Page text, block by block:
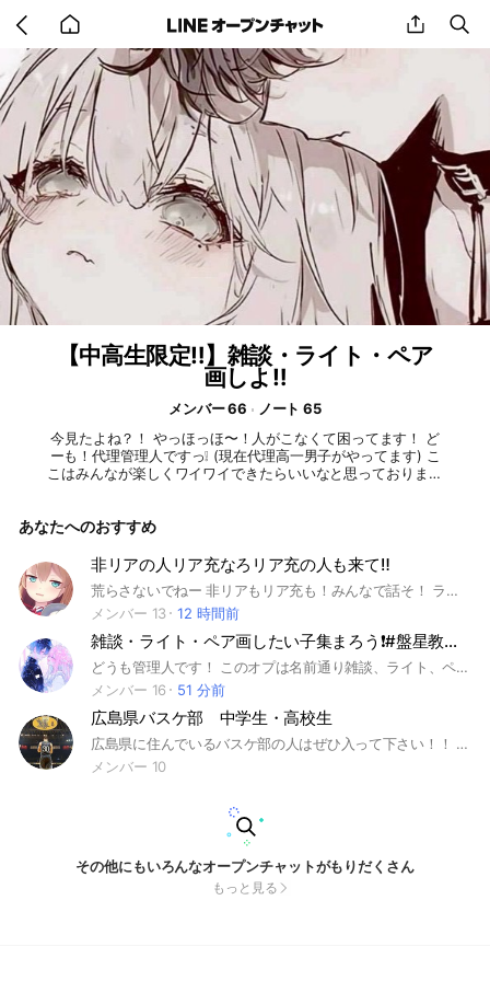
back
to
home
share
【中高生限定‼️】雑談・ライト・ペア
画しよ‼️
メンバー 66
ノート 65
今見たよね？！ やっほっほ〜！人がこなくて困ってます！ ど
ーも！代理管理人ですっ❕ (現在代理高一男子がやってます) こ
こはみんなが楽しくワイワイできたらいいなと思っております
いなっ*ˊᵕˋ* 中で待ってるよ〜！！！ 結成日 ❤︎︎︎︎┈┈┈┈┈┈┈
高校2年#高校3年#中高生#中高生限定#おすすめ#恋バナ#恋愛
#即抜け❌#荒らし❌#ライト#ライブトーク#雑談#ペア画#学生
あなたへのおすすめ
非リアの人リア充なろリア充の人も来て‼️
荒らさないでねー 非リアもリア充も！みんなで話そ！ ライト‼️雑談しよ‼️ #雑談#非リア#リア充
メンバー 13
12 時間前
雑談・ライト・ペア画したい子集まろう❗️#盤星教占領区
どうも管理人です！ このオプは名前通り雑談、ライト、ペア画したい子が集まるオプです！ ネッ友ほしい子も大歓喜！ やりたての子もおいで‼︎ 荒らし、出会い厨は回れ右！ 最後まで見てくれてありがとう！ 君のこと中で待ってるからね！ #ゲーム#初心者#友達#ネッ友#男子#女子
メンバー 16
51 分前
広島県バスケ部 中学生・高校生
広島県に住んでいるバスケ部の人はぜひ入って下さい！！ 人数集まって来たらみんなでスポセンとかいきたいのでぜひ入って下さい！
メンバー 10
その他にもいろんなオープンチャットがもりだくさん
もっと見る